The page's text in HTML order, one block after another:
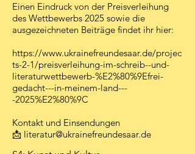
Einen Eindruck von der Preisverleihung
des Wettbewerbs 2025 sowie die
ausgezeichneten Beiträge findet ihr hier:
https://www.ukrainefreundesaar.de/projec
ts-2-1/preisverleihung-im-schreib--und-
literaturwettbewerb-%E2%80%9Efrei-
gedacht---in-meinem-land---
-2025%E2%80%9C
Kontakt und Einsendungen
📩 literatur@ukrainefreundesaar.de